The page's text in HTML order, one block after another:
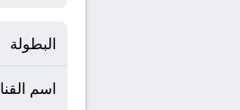
البطولة
اسم